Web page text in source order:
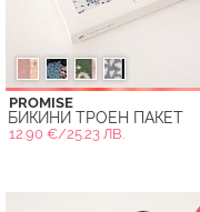
PROMISE
БИКИНИ ТРОЕН ПАКЕТ
12.90 €/25.23 ЛВ.